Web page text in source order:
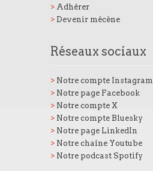
> Adhérer
> Devenir mécène
Réseaux sociaux
> Notre compte Instagram
> Notre page Facebook
> Notre compte X
> Notre compte Bluesky
> Notre page LinkedIn
> Notre chaîne Youtube
> Notre podcast Spotify